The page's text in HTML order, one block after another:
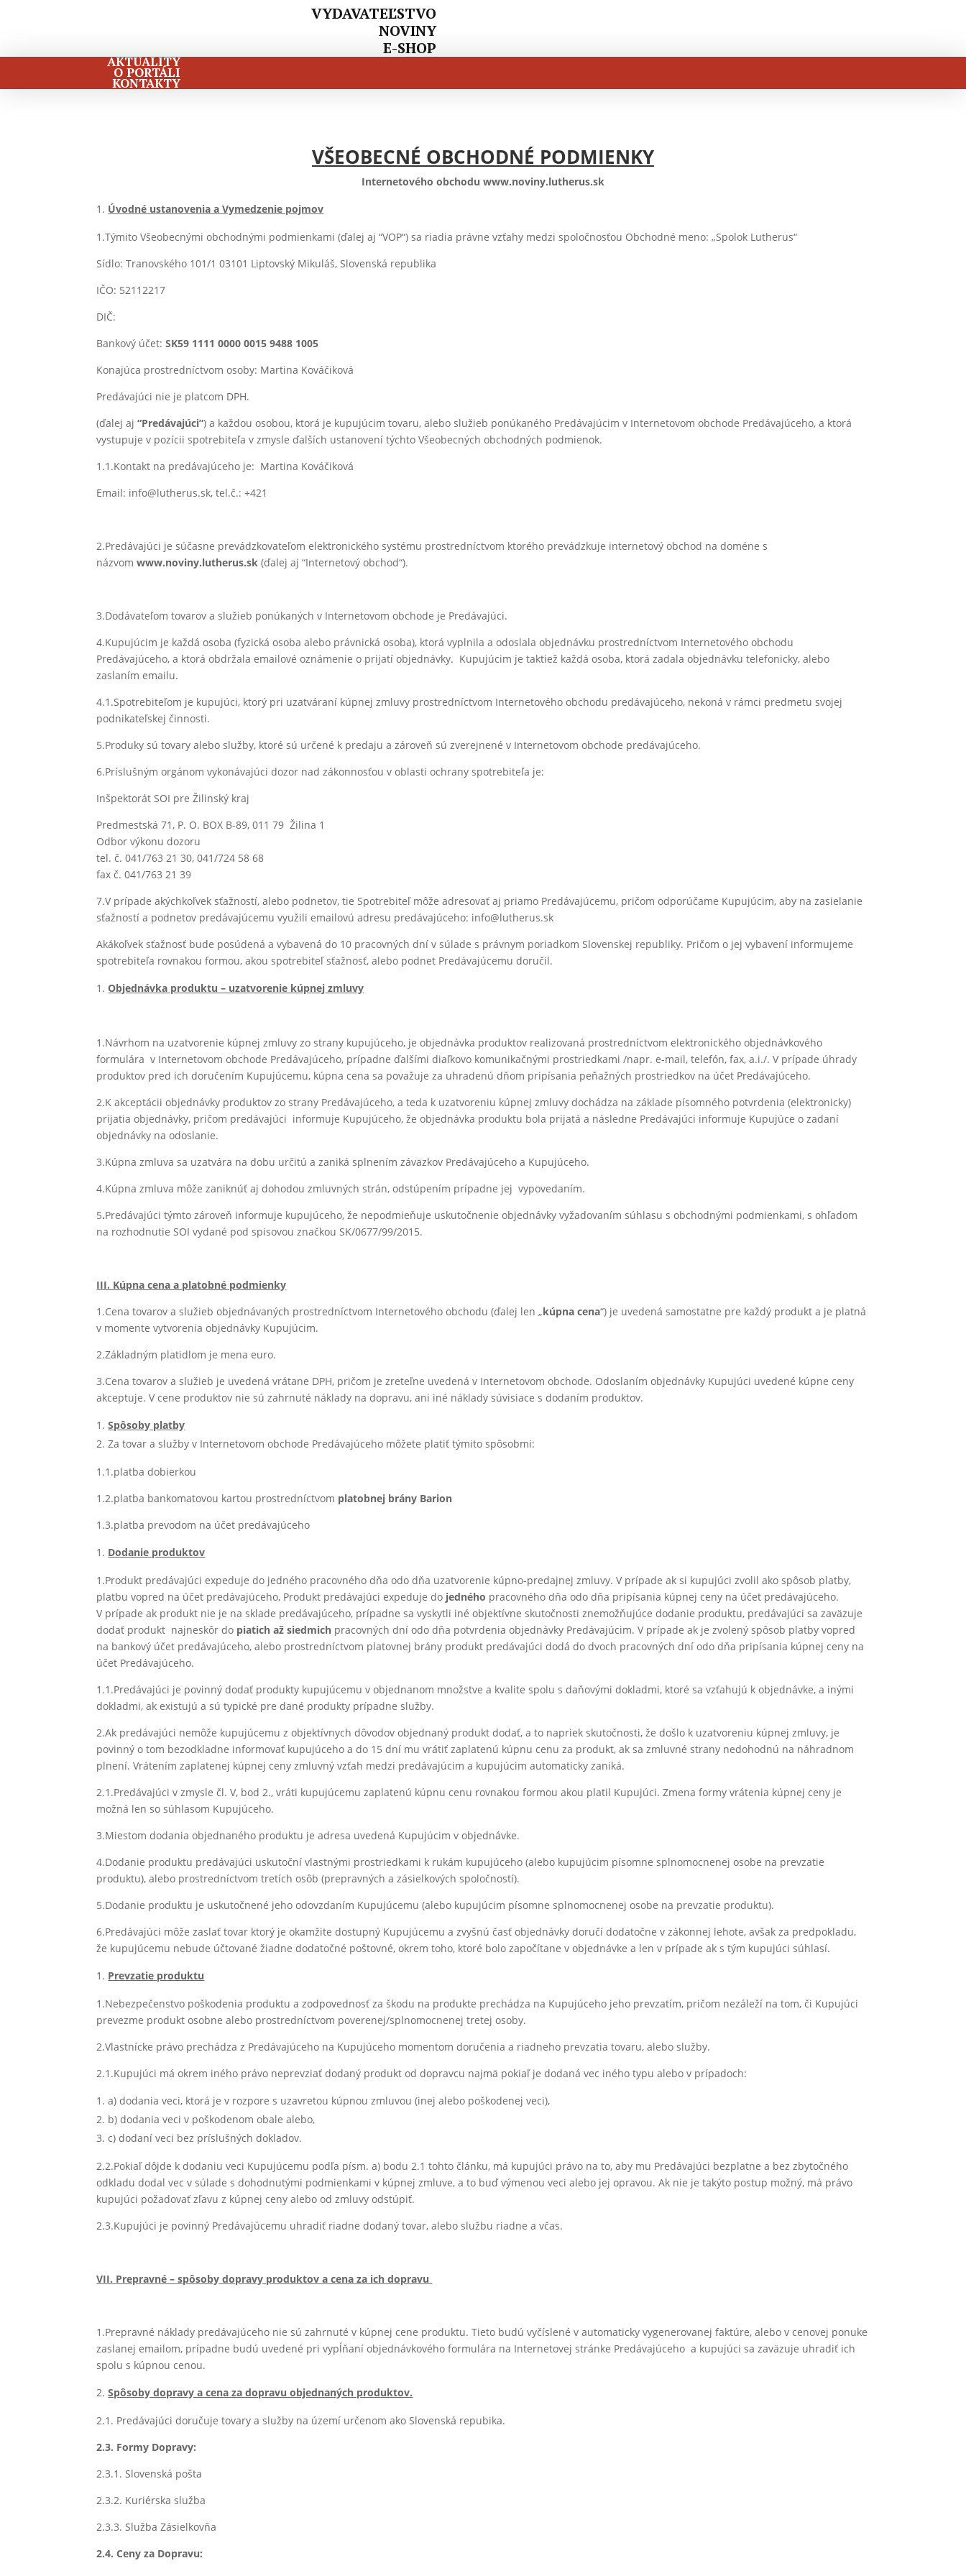
VYDAVATEĽSTVO
NOVINY
E-SHOP
AKTUALITY
O PORTÁLI
KONTAKTY
VŠEOBECNÉ OBCHODNÉ PODMIENKY
Internetového obchodu www.noviny.lutherus.sk
Úvodné ustanovenia a Vymedzenie pojmov
1.Týmito Všeobecnými obchodnými podmienkami (ďalej aj “VOP“) sa riadia právne vzťahy medzi spoločnosťou Obchodné meno: „Spolok Lutherus“
Sídlo: Tranovského 101/1 03101 Liptovský Mikuláš, Slovenská republika
IČO: 52112217
DIČ:
Bankový účet:SK59 1111 0000 0015 9488 1005
Konajúca prostredníctvom osoby: Martina Kováčiková
Predávajúci nie je platcom DPH.
(ďalej aj“Predávajúci”) a každou osobou, ktorá je kupujúcim tovaru, alebo služieb ponúkaného Predávajúcim v Internetovom obchode Predávajúceho, a ktorá
vystupuje v pozícii spotrebiteľa v zmysle ďalších ustanovení týchto Všeobecných obchodných podmienok.
1.1.Kontakt na predávajúceho je: Martina Kováčiková
Email: info@lutherus.sk, tel.č.: +421
2.Predávajúci je súčasne prevádzkovateľom elektronického systému prostredníctvom ktorého prevádzkuje internetový obchod na doméne s
názvomwww.noviny.lutherus.sk(ďalej aj “Internetový obchod“).
3.Dodávateľom tovarov a služieb ponúkaných v Internetovom obchode je Predávajúci.
4.Kupujúcim je každá osoba (fyzická osoba alebo právnická osoba), ktorá vyplnila a odoslala objednávku prostredníctvom Internetového obchodu
Predávajúceho, a ktorá obdržala emailové oznámenie o prijatí objednávky. Kupujúcim je taktiež každá osoba, ktorá zadala objednávku telefonicky, alebo
zaslaním emailu.
4.1.Spotrebiteľom je kupujúci, ktorý pri uzatváraní kúpnej zmluvy prostredníctvom Internetového obchodu predávajúceho, nekoná v rámci predmetu svojej
podnikateľskej činnosti.
5.Produky sú tovary alebo služby, ktoré sú určené k predaju a zároveň sú zverejnené v Internetovom obchode predávajúceho.
6.Príslušným orgánom vykonávajúci dozor nad zákonnosťou v oblasti ochrany spotrebiteľa je:
Inšpektorát SOI pre Žilinský kraj
Predmestská 71, P. O. BOX B-89, 011 79 Žilina 1
Odbor výkonu dozoru
tel. č. 041/763 21 30, 041/724 58 68
fax č. 041/763 21 39
7.V prípade akýchkoľvek sťažností, alebo podnetov, tie Spotrebiteľ môže adresovať aj priamo Predávajúcemu, pričom odporúčame Kupujúcim, aby na zasielanie
sťažností a podnetov predávajúcemu využili emailovú adresu predávajúceho: info@lutherus.sk
Akákoľvek sťažnosť bude posúdená a vybavená do 10 pracovných dní v súlade s právnym poriadkom Slovenskej republiky. Pričom o jej vybavení informujeme
spotrebiteľa rovnakou formou, akou spotrebiteľ sťažnosť, alebo podnet Predávajúcemu doručil.
Objednávka produktu – uzatvorenie kúpnej zmluvy
1.Návrhom na uzatvorenie kúpnej zmluvy zo strany kupujúceho, je objednávka produktov realizovaná prostredníctvom elektronického objednávkového
formulára v Internetovom obchode Predávajúceho, prípadne ďalšími diaľkovo komunikačnými prostriedkami /napr. e-mail, telefón, fax, a.i./. V prípade úhrady
produktov pred ich doručením Kupujúcemu, kúpna cena sa považuje za uhradenú dňom pripísania peňažných prostriedkov na účet Predávajúceho.
2.K akceptácii objednávky produktov zo strany Predávajúceho, a teda k uzatvoreniu kúpnej zmluvy dochádza na základe písomného potvrdenia (elektronicky)
prijatia objednávky, pričom predávajúci informuje Kupujúceho, že objednávka produktu bola prijatá a následne Predávajúci informuje Kupujúce o zadaní
objednávky na odoslanie.
3.Kúpna zmluva sa uzatvára na dobu určitú a zaniká splnením záväzkov Predávajúceho a Kupujúceho.
4.Kúpna zmluva môže zaniknúť aj dohodou zmluvných strán, odstúpením prípadne jej vypovedaním.
5.Predávajúci týmto zároveň informuje kupujúceho, že nepodmieňuje uskutočnenie objednávky vyžadovaním súhlasu s obchodnými podmienkami, s ohľadom
na rozhodnutie SOI vydané pod spisovou značkou SK/0677/99/2015.
III. Kúpna cena a platobné podmienky
1.Cena tovarov a služieb objednávaných prostredníctvom Internetového obchodu (ďalej len „kúpna cena“) je uvedená samostatne pre každý produkt a je platná
v momente vytvorenia objednávky Kupujúcim.
2.Základným platidlom je mena euro.
3.Cena tovarov a služieb je uvedená vrátane DPH, pričom je zreteľne uvedená v Internetovom obchode. Odoslaním objednávky Kupujúci uvedené kúpne ceny
akceptuje. V cene produktov nie sú zahrnuté náklady na dopravu, ani iné náklady súvisiace s dodaním produktov.
Spôsoby platby
Za tovar a služby v Internetovom obchode Predávajúceho môžete platiť týmito spôsobmi:
1.1.platba dobierkou
1.2.platba bankomatovou kartou prostredníctvom platobnej brány Barion
1.3.platba prevodom na účet predávajúceho
Dodanie produktov
1.Produkt predávajúci expeduje do jedného pracovného dňa odo dňa uzatvorenie kúpno-predajnej zmluvy. V prípade ak si kupujúci zvolil ako spôsob platby,
platbu vopred na účet predávajúceho, Produkt predávajúci expeduje do jedného pracovného dňa odo dňa pripísania kúpnej ceny na účet predávajúceho.
V prípade ak produkt nie je na sklade predávajúceho, prípadne sa vyskytli iné objektívne skutočnosti znemožňujúce dodanie produktu, predávajúci sa zaväzuje
dodať produkt najneskôr do piatich až siedmich pracovných dní odo dňa potvrdenia objednávky Predávajúcim. V prípade ak je zvolený spôsob platby vopred
na bankový účet predávajúceho, alebo prostredníctvom platovnej brány produkt predávajúci dodá do dvoch pracovných dní odo dňa pripísania kúpnej ceny na
účet Predávajúceho.
1.1.Predávajúci je povinný dodať produkty kupujúcemu v objednanom množstve a kvalite spolu s daňovými dokladmi, ktoré sa vzťahujú k objednávke, a inými
dokladmi, ak existujú a sú typické pre dané produkty prípadne služby.
2.Ak predávajúci nemôže kupujúcemu z objektívnych dôvodov objednaný produkt dodať, a to napriek skutočnosti, že došlo k uzatvoreniu kúpnej zmluvy, je
povinný o tom bezodkladne informovať kupujúceho a do 15 dní mu vrátiť zaplatenú kúpnu cenu za produkt, ak sa zmluvné strany nedohodnú na náhradnom
plnení. Vrátením zaplatenej kúpnej ceny zmluvný vzťah medzi predávajúcim a kupujúcim automaticky zaniká.
2.1.Predávajúci v zmysle čl. V, bod 2., vráti kupujúcemu zaplatenú kúpnu cenu rovnakou formou akou platil Kupujúci. Zmena formy vrátenia kúpnej ceny je
možná len so súhlasom Kupujúceho.
3.Miestom dodania objednaného produktu je adresa uvedená Kupujúcim v objednávke.
4.Dodanie produktu predávajúci uskutoční vlastnými prostriedkami k rukám kupujúceho (alebo kupujúcim písomne splnomocnenej osobe na prevzatie
produktu), alebo prostredníctvom tretích osôb (prepravných a zásielkových spoločností).
5.Dodanie produktu je uskutočnené jeho odovzdaním Kupujúcemu (alebo kupujúcim písomne splnomocnenej osobe na prevzatie produktu).
6.Predávajúci môže zaslať tovar ktorý je okamžite dostupný Kupujúcemu a zvyšnú časť objednávky doručí dodatočne v zákonnej lehote, avšak za predpokladu,
že kupujúcemu nebude účtované žiadne dodatočné poštovné, okrem toho, ktoré bolo započítane v objednávke a len v prípade ak s tým kupujúci súhlasí.
Prevzatie produktu
1.Nebezpečenstvo poškodenia produktu a zodpovednosť za škodu na produkte prechádza na Kupujúceho jeho prevzatím, pričom nezáleží na tom, či Kupujúci
prevezme produkt osobne alebo prostredníctvom poverenej/splnomocnenej tretej osoby.
2.Vlastnícke právo prechádza z Predávajúceho na Kupujúceho momentom doručenia a riadneho prevzatia tovaru, alebo služby.
2.1.Kupujúci má okrem iného právo neprevziať dodaný produkt od dopravcu najmä pokiaľ je dodaná vec iného typu alebo v prípadoch:
a) dodania veci, ktorá je v rozpore s uzavretou kúpnou zmluvou (inej alebo poškodenej veci),
b) dodania veci v poškodenom obale alebo,
c) dodaní veci bez príslušných dokladov.
2.2.Pokiaľ dôjde k dodaniu veci Kupujúcemu podľa písm. a) bodu 2.1 tohto článku, má kupujúci právo na to, aby mu Predávajúci bezplatne a bez zbytočného
odkladu dodal vec v súlade s dohodnutými podmienkami v kúpnej zmluve, a to buď výmenou veci alebo jej opravou. Ak nie je takýto postup možný, má právo
kupujúci požadovať zľavu z kúpnej ceny alebo od zmluvy odstúpiť.
2.3.Kupujúci je povinný Predávajúcemu uhradiť riadne dodaný tovar, alebo službu riadne a včas.
VII. Prepravné – spôsoby dopravy produktov a cena za ich dopravu
1.Prepravné náklady predávajúceho nie sú zahrnuté v kúpnej cene produktu. Tieto budú vyčíslené v automaticky vygenerovanej faktúre, alebo v cenovej ponuke
zaslanej emailom, prípadne budú uvedené pri vypĺňaní objednávkového formulára na Internetovej stránke Predávajúceho a kupujúci sa zaväzuje uhradiť ich
spolu s kúpnou cenou.
Spôsoby dopravy a cena za dopravu objednaných produktov.
2.1. Predávajúci doručuje tovary a služby na území určenom ako Slovenská repubika.
2.3. Formy Dopravy:
2.3.1. Slovenská pošta
2.3.2. Kuriérska služba
2.3.3. Služba Zásielkovňa
2.4. Ceny za Dopravu: